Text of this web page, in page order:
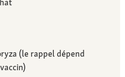
(le rappel dépend